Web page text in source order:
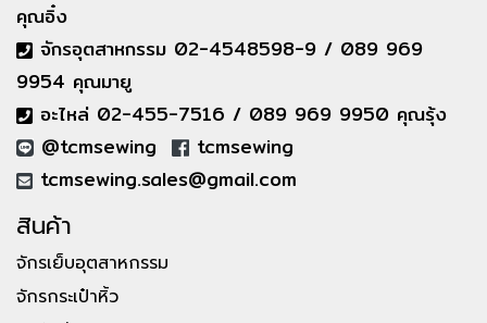
คุณอิ๋ง
จักรอุตสาหกรรม 02-4548598-9 / 089 969
9954 คุณมายู
อะไหล่ 02-455-7516 / 089 969 9950 คุณรุ้ง
@tcmsewing
tcmsewing
tcmsewing.sales@gmail.com
สินค้า
จักรเย็บอุตสาหกรรม
จักรกระเป๋าหิ้ว